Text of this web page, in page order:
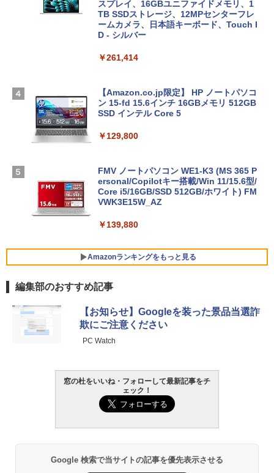
スプレイ、16GBユニファイドメモリ、1
TB SSDストレージ、12MPセンターフレ
ームカメラ、日本語キーボード、Touch I
D - シルバー
￥261,414
【Amazon.co.jp限定】 HP ノートパソコ
ン 15-fd 15.6インチ 16GBメモリ 512GB
SSD インテル Core 5
￥129,800
FMV ノートパソコン WE1-K3 (MS 365 P
ersonal/Copilotキー搭載/Win 11/15.6型/
Core i5/16GB/SSD 512GB/ホワイト) FM
VWK3E15W_AZ
￥139,880
Amazonランキングをもっと見る
Robloxギフトカード - 800 Robux 【限
定バーチャルアイテムを含む】 【オンラ
インゲームコード】 ロブロックス | オン
ラインコード版
Robloxギフトカード - 1000 Robux 【限
定バーチャルアイテムを含む】 【オンラ
ラインコード版
生成AIパスポート公式テキスト 第４版
￥1,766
AIイラスト表現辞典: 思い通りの絵を引き
出す プロンプトの言葉 AI画像生成シリー
ズ (はぴーイラストLabo)
￥480
ClaudeCode いちばんやさしい 教科書:
Amazon Kindle Paperwhite (16GB) 7イ
ンチディスプレイ、色調調節ライト、12
週間持続バッテリー、広告なし、ブラッ
ク
Amazon Kindle - 目に優しい、かさばら
ない、大きな画面で読みやすい、6週間持
書籍リーダー、ブラック、16GB、広告な
￥16,980
編集部のおすすめ記事
【お知らせ】Googleを装った景品当選詐
欺にご注意ください
PC Watch
窓の杜をいいね・フォローして最新記事をチ
ェック！
Google 検索で当サイトの記事を優先表示させる